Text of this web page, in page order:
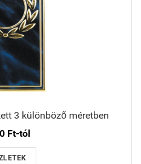
3 különböző méretben
Ft-tól